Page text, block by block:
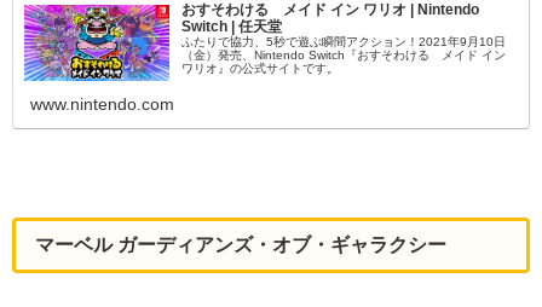
おすそわける メイド イン ワリオ | Nintendo
Switch | 任天堂
ふたりで協力、5秒で遊ぶ瞬間アクション！2021年9月10日
（金）発売、Nintendo Switch『おすそわける メイド イン
ワリオ』の公式サイトです。
www.nintendo.com
マーベル ガーディアンズ・オブ・ギャラクシー